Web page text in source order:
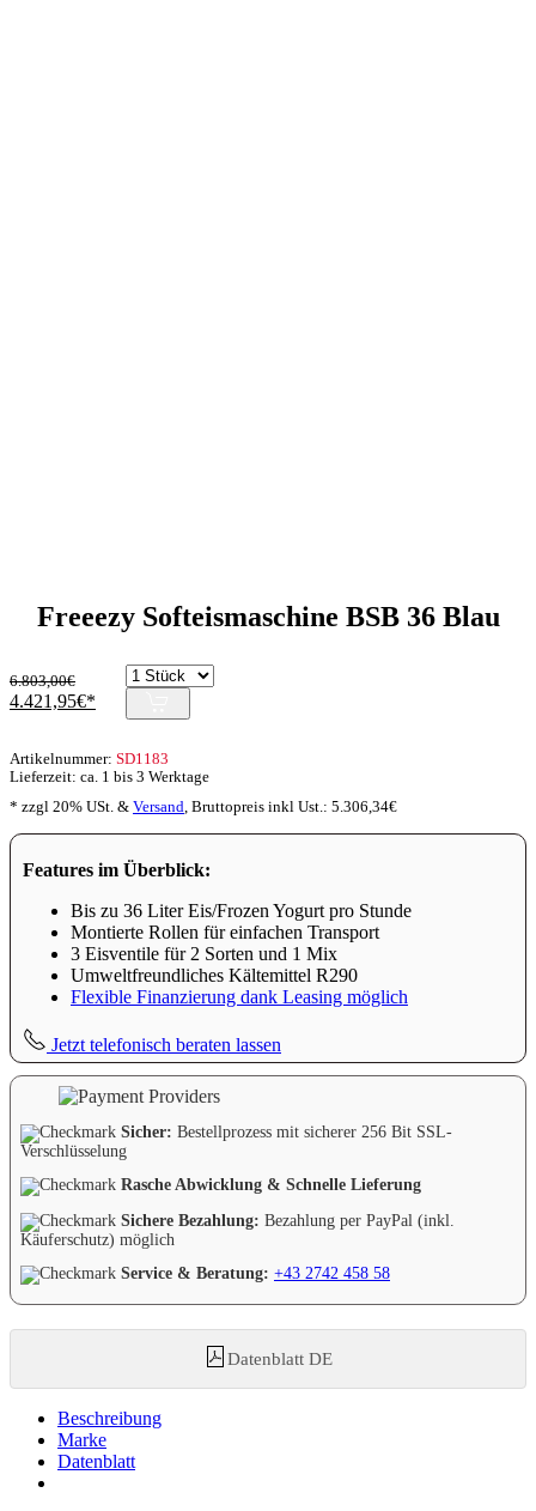
Freeezy Softeismaschine BSB 36 Blau
6.803,00€
Ursprünglicher
6.803,00€
4.421,95€
Preis
4.421,95€.
* zzgl 20% USt. & Versand Bruttopreis inkl Ust.: 5.306,34€
Artikelnummer: SD1183
Lieferzeit: ca. 1 bis 3 Werktage
Features im Überblick:
Bis zu 36 Liter Eis/Frozen Yogurt pro Stunde
Montierte Rollen für einfachen Transport
3 Eisventile für 2 Sorten und 1 Mix
Umweltfreundliches Kältemittel R290
Flexible Finanzierung dank Leasing möglich
Jetzt telefonisch beraten lassen
Sicher: Bestellprozess mit sicherer 256 Bit SSL-
Verschlüsselung
Rasche Abwicklung & Schnelle Lieferung
Sichere Bezahlung: Bezahlung per PayPal (inkl.
Käuferschutz) möglich
Service & Beratung: +43 2742 458 58
Datenblatt DE
Beschreibung
Marke
Datenblatt